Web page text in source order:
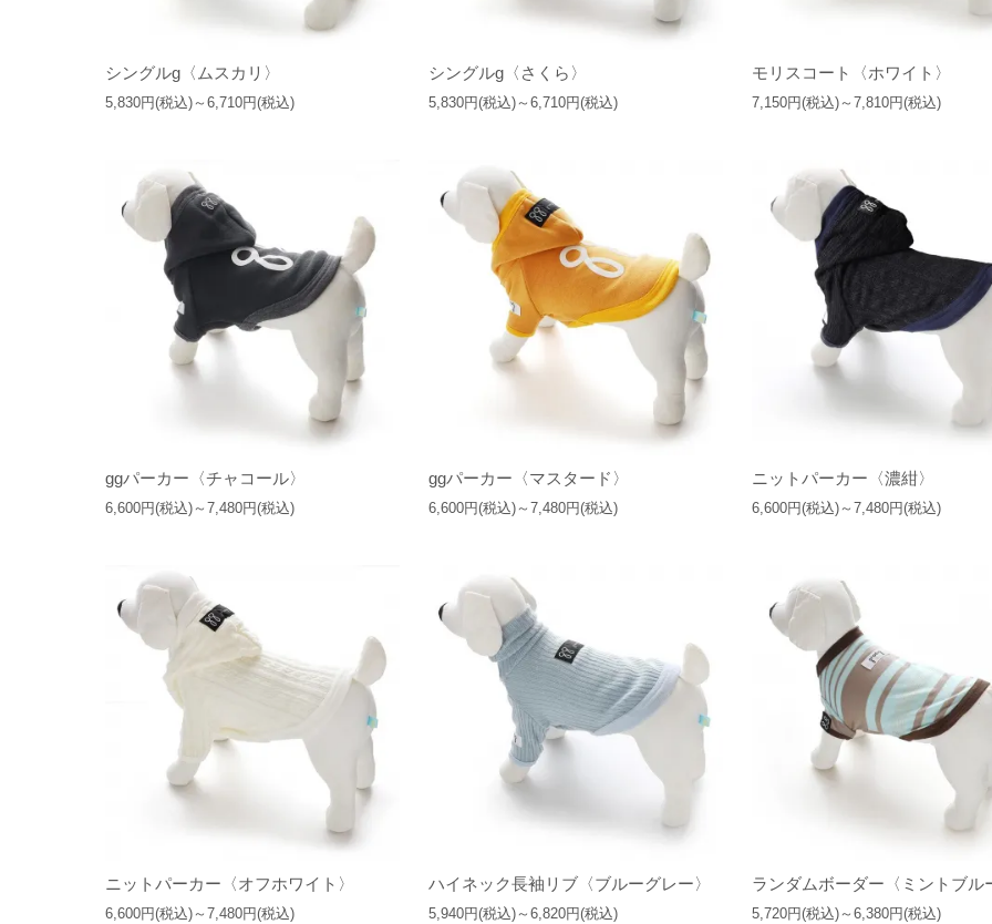
シングルg〈ムスカリ〉
5,830円(税込)～6,710円(税込)
シングルg〈さくら〉
5,830円(税込)～6,710円(税込)
モリスコート〈ホワイト〉
7,150円(税込)～7,810円(税込)
ggパーカー〈チャコール〉
6,600円(税込)～7,480円(税込)
ggパーカー〈マスタード〉
6,600円(税込)～7,480円(税込)
ニットパーカー〈濃紺〉
6,600円(税込)～7,480円(税込)
ニットパーカー〈オフホワイト〉
6,600円(税込)～7,480円(税込)
ハイネック長袖リブ〈ブルーグレー〉
5,940円(税込)～6,820円(税込)
ランダムボーダー〈ミントブル
5,720円(税込)～6,380円(税込)